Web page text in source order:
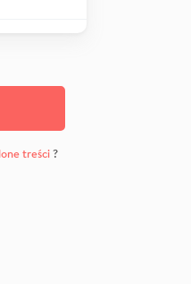
treści?